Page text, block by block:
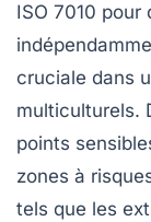
ISO 7010
cruciale dans
multiculturels.
points
zones à
tels que les